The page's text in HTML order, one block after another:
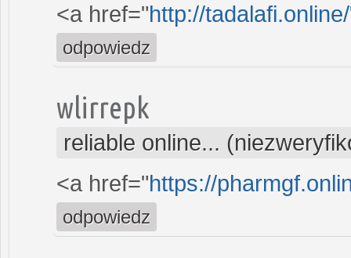
<a href="http://
odpowiedz
wlirrepk
reliable online...
<a href="https://
odpowiedz